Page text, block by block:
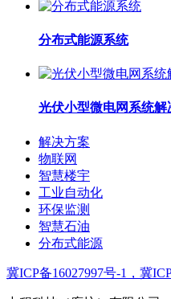
分布式能源系统
光伏小型微电网系统解
解决方案
物联网
智慧楼宇
工业自动化
环保监测
智慧石油
分布式能源
冀ICP备16027997号-1，冀